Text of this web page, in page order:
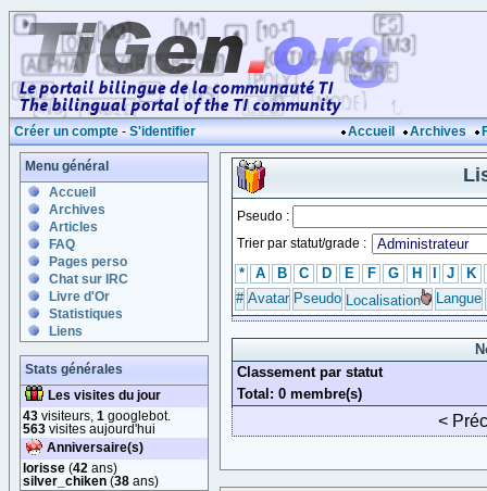
Créer un compte - S'identifier Accueil Archives
Menu général
Accueil
Archives
Articles
FAQ
Pages perso
Chat sur IRC
Livre d'Or
Statistiques
Liens
Stats générales
Les visites du jour
43 visiteurs, 1 googlebot.
563 visites aujourd'hui
Anniversaire(s)
lorisse (42 ans)
silver_chiken (38 ans)
Pseudo :
Trier par statut/grade :
* A B C D E F G H J
K
# Avatar Pseudo Localisation Langue
Classement par statut
Total: 0 membre(s)
<